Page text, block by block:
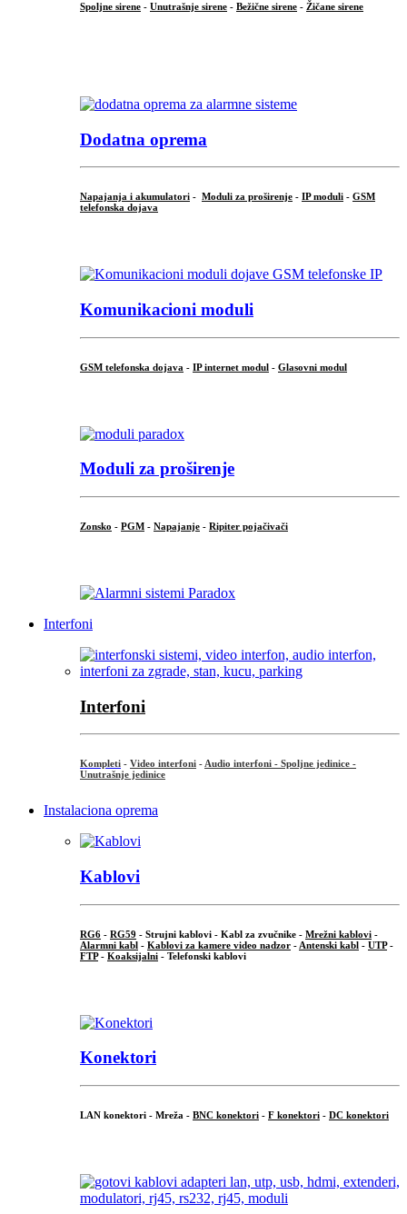
Spoljne sirene - Unutrašnje sirene - Bežične sirene - Žičane sirene
Dodatna oprema
Napajanja i akumulatori - Moduli za proširenje - IP moduli - GSM
telefonska dojava
Komunikacioni moduli
GSM telefonska dojava - IP internet modul - Glasovni modul
Moduli za proširenje
Zonsko - PGM - Napajanje - Ripiter pojačivači
Interfoni
Interfoni
Kompleti - Video interfoni - Audio interfoni - Spoljne jedinice -
Unutrašnje jedinice
Instalaciona oprema
Kablovi
RG6 - RG59 - Strujni kablovi - Kabl za zvučnike - Mrežni kablovi -
Alarmni kabl - Kablovi za kamere video nadzor - Antenski kabl - UTP-
FTP- Koaksijalni - Telefonski kablovi
Konektori
LAN konektori - Mreža - BNC konektori - F konektori - DC konektori